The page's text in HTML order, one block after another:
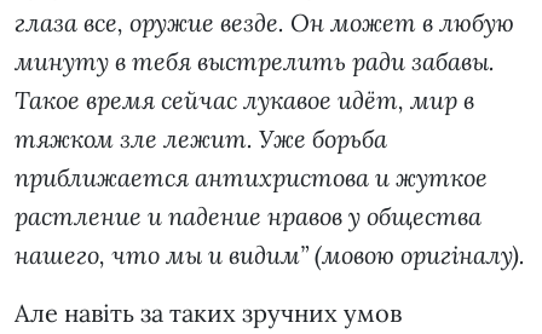
глаза все, оружие везде. Он может в любую
минуту в тебя выстрелить ради забавы.
Такое время сейчас лукавое идёт, мир в
тяжком зле лежит. Уже борьба
приближается антихристова и жуткое
растление и падение нравов у общества
нашего, что мы и видим” (мовою оригіналу).
Але навіть за таких зручних умов